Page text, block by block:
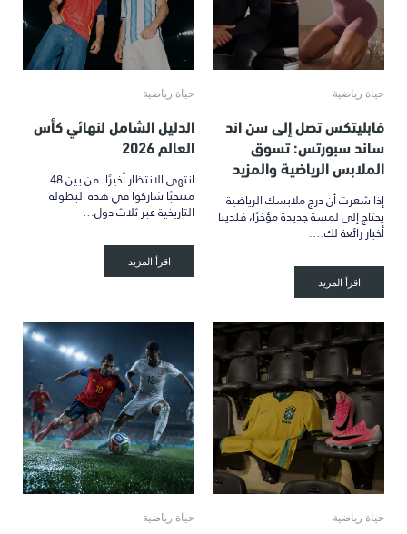
حياة رياضية
فابليتكس تصل إلى سن اند
ساند سبورتس: تسوق
الملابس الرياضية والمزيد
إذا شعرت أن درج ملابسك الرياضية
يحتاج إلى لمسة جديدة مؤخرًا، فلدينا
أخبار رائعة لك….
اقرأ المزيد
حياة رياضية
الدليل الشامل لنهائي كأس
العالم 2026
انتهى الانتظار أخيرًا. من بين 48
منتخبًا شاركوا في هذه البطولة
التاريخية عبر ثلاث دول…
اقرأ المزيد
حياة رياضية حياة رياضية